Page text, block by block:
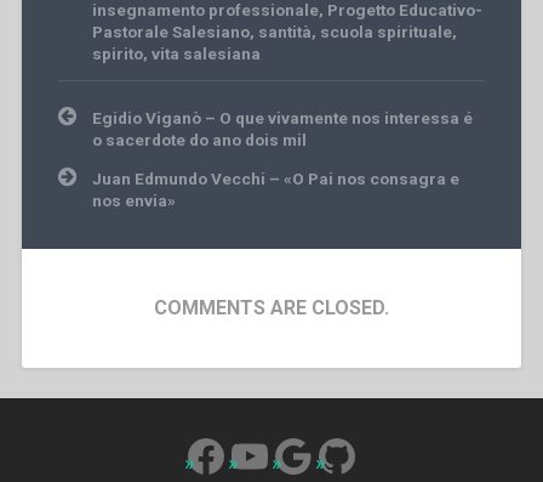
insegnamento professionale, Progetto Educativo-
Pastorale Salesiano, santità, scuola spirituale,
spirito, vita salesiana
Post
navigation
Egidio Viganò – O que vivamente nos interessa é
o sacerdote do ano dois mil
Juan Edmundo Vecchi – «O Pai nos consagra e
nos envia»
COMMENTS ARE CLOSED.
Facebook
YouTube
Google
GitHub